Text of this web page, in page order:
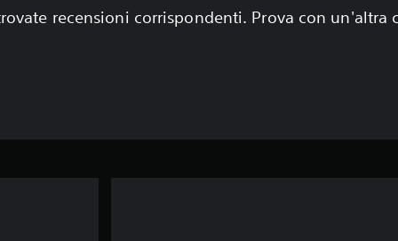
recensioni corrispondenti. Prova con un'altra